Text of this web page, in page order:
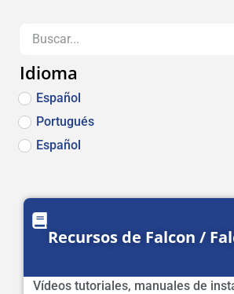
Idioma
Español
Portugués
Español
Recursos de Falcon /
Vídeos tutoriales, manuales de